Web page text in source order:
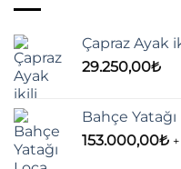
Çapraz Ayak
29.250,00₺
Bahçe Yatağı
153.000,00₺